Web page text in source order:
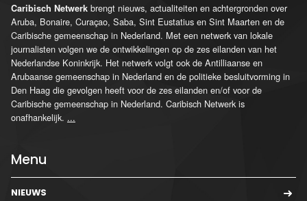
Caribisch Netwerk brengt nieuws, actualiteiten en achtergronden over
Aruba, Bonaire, Curaçao, Saba, Sint Eustatius en Sint Maarten en de
Caribische gemeenschap in Nederland. Met een netwerk van lokale
journalisten volgen we de ontwikkelingen op de zes eilanden van het
Nederlandse Koninkrijk. Het netwerk volgt ook de Antilliaanse en
Arubaanse gemeenschap in Nederland en de politieke besluitvorming in
Den Haag die gevolgen heeft voor de zes eilanden en/of voor de
Caribische gemeenschap in Nederland. Caribisch Netwerk is
onafhankelijk. ...
Menu
NIEUWS